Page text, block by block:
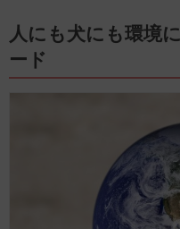
人にも犬にも環境
ード